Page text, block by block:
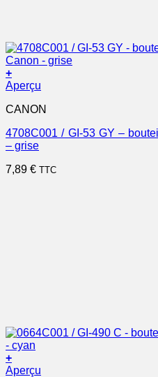
+
Aperçu
CANON
4708C001 / GI-53 GY –
– grise
7,89 € TTC
+
Aperçu